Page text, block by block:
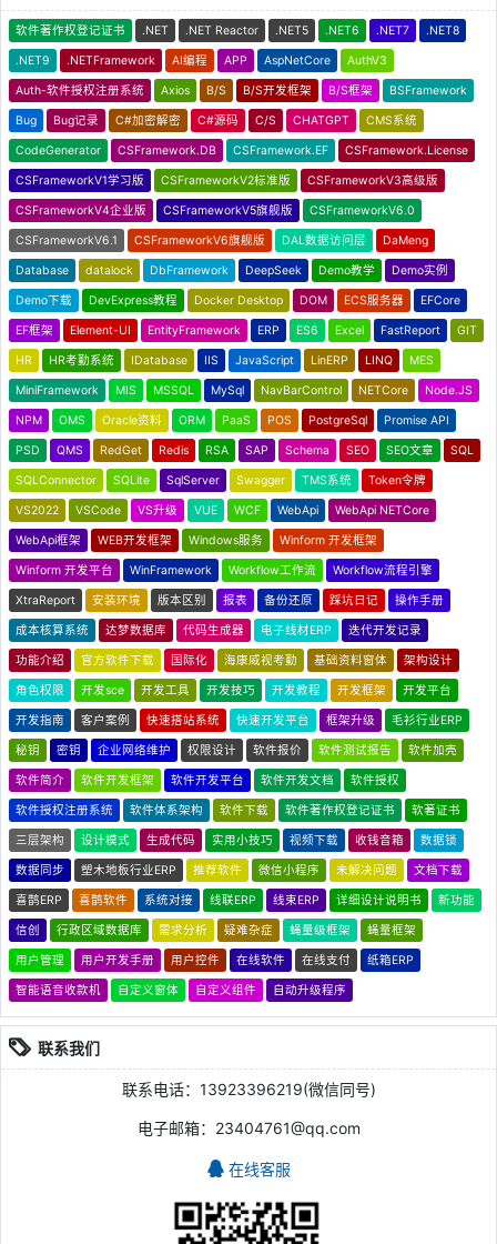
软件著作权登记证书 .NET .NET Reactor .NET5 .NET6 .NET7 .NET8
.NET9 .NETFramework AI编程 APP AspNetCore AuthV3
Auth-软件授权注册系统 Axios B/S B/S开发框架 B/S框架 BSFramework
Bug Bug记录 C#加密解密 C#源码 C/S CHATGPT CMS系统
CodeGenerator CSFramework.DB CSFramework.EF CSFramework.License
CSFrameworkV1学习版 CSFrameworkV2标准版 CSFrameworkV3高级版
CSFrameworkV4企业版 CSFrameworkV5旗舰版 CSFrameworkV6.0
CSFrameworkV6.1 CSFrameworkV6旗舰版 DAL数据访问层 DaMeng
Database datalock DbFramework DeepSeek Demo教学 Demo实例
Demo下载 DevExpress教程 Docker Desktop DOM ECS服务器 EFCore
EF框架 Element-UI EntityFramework ERP ES6 Excel FastReport GIT
HR HR考勤系统 IDatabase IIS JavaScript LinERP LINQ MES
MiniFramework MIS MSSQL MySql NavBarControl NETCore Node.JS
NPM OMS Oracle资料 ORM PaaS POS PostgreSql Promise API
PSD QMS RedGet Redis RSA SAP Schema SEO SEO文章 SQL
SQLConnector SQLite SqlServer Swagger TMS系统 Token令牌
VS2022 VSCode VS升级 VUE WCF WebApi WebApi NETCore
WebApi框架 WEB开发框架 Windows服务 Winform 开发框架
Winform 开发平台 WinFramework Workflow工作流 Workflow流程引擎
XtraReport 安装环境 版本区别 报表 备份还原 踩坑日记 操作手册
成本核算系统 达梦数据库 代码生成器 电子线材ERP 迭代开发记录
功能介绍 官方软件下载 国际化 海康威视考勤 基础资料窗体 架构设计
角色权限 开发sce 开发工具 开发技巧 开发教程 开发框架 开发平台
开发指南 客户案例 快速搭站系统 快速开发平台 框架升级 毛衫行业ERP
秘钥 密钥 企业网络维护 权限设计 软件报价 软件测试报告 软件加壳
软件简介 软件开发框架 软件开发平台 软件开发文档 软件授权
软件授权注册系统 软件体系架构 软件下载 软件著作权登记证书 软著证书
三层架构 设计模式 生成代码 实用小技巧 视频下载 收钱音箱 数据锁
数据同步 塑木地板行业ERP 推荐软件 微信小程序 未解决问题 文档下载
喜鹊ERP 喜鹊软件 系统对接 线联ERP 线束ERP 详细设计说明书 新功能
信创 行政区域数据库 需求分析 疑难杂症 蝇量级框架 蝇量框架
用户管理 用户开发手册 用户控件 在线软件 在线支付 纸箱ERP
智能语音收款机 自定义窗体 自定义组件 自动升级程序
联系我们
联系电话：13923396219(微信同号)
电子邮箱：23404761@qq.com
在线客服